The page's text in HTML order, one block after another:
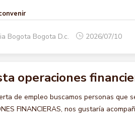
Bogota Bogota D.c. 2026/07/10
operaciones
de empleo buscamos personas que
FINANCIERAS, nos gustaría